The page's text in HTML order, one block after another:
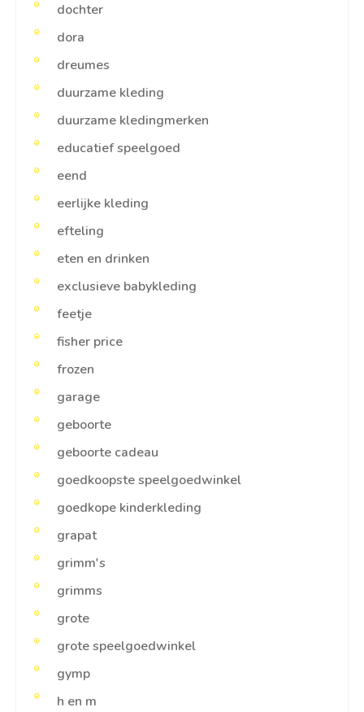
dochter
dora
dreumes
duurzame kleding
duurzame kledingmerken
educatief speelgoed
eend
eerlijke kleding
efteling
eten en drinken
exclusieve babykleding
feetje
fisher price
frozen
garage
geboorte
geboorte cadeau
goedkoopste speelgoedwinkel
goedkope kinderkleding
grapat
grimm's
grimms
grote
grote speelgoedwinkel
gymp
h en m